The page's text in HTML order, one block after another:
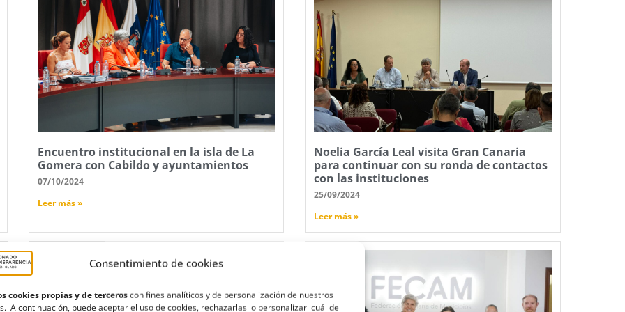
Consentimiento de cookies
cookies propias y de terceroscon fines analíticos y de personalización de nuestros
A continuación, puede aceptar el uso de cookies, rechazarlas o personalizar cuál de
Encuentro institucional en la isla de La
Gomera con Cabildo y ayuntamientos
07/10/2024
Leer más »
Noelia García Leal visita Gran Canaria
para continuar con su ronda de contactos
con las instituciones
25/09/2024
Leer más »